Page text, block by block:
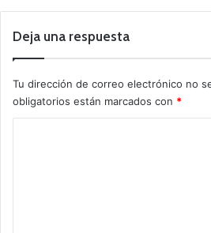
Deja una respuesta
Tu dirección de correo electrónico no
obligatorios están marcados con *